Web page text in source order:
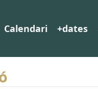
Calendari +dates